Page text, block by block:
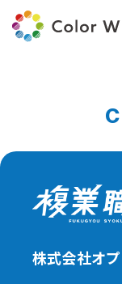
株式会社オ